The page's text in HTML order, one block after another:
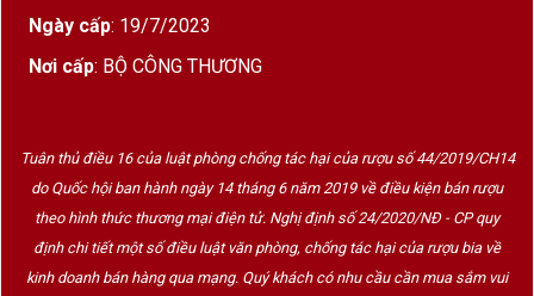
chất lượng
Thương hiệu Bear Beer uy tín, biểu tượng
Vị cân bằng – phù hợp với cả người mới uống
và người đã quen bia Đức
Dễ kết hợp món ăn – không gây ngấy như bia
Ngày cấp: 19/7/2023
Nơi cấp: BỘ CÔNG THƯƠNG
Tuân thủ điều 16 của luật phòng chống tác hại của rượu số 44/2019/CH14
do Quốc hội ban hành ngày 14 tháng 6 năm 2019 về điều kiện bán rượu
theo hình thức thương mại điện tử. Nghị định số 24/2020/NĐ - CP quy
định chi tiết một số điều luật văn phòng, chống tác hại của rượu bia về
kinh doanh bán hàng qua mạng. Quý khách có nhu cầu cần mua sắm vui